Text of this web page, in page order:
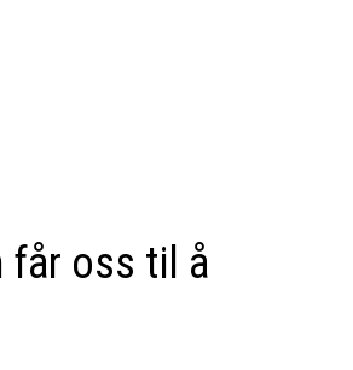
får oss til å